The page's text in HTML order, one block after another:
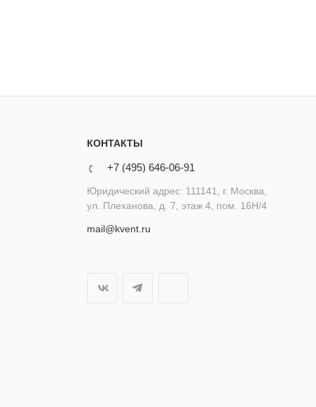
КОНТАКТЫ
+7 (495) 646-06-91
Юридический адрес: 111141, г. Москва,
ул. Плеханова, д. 7, этаж 4, пом. 16Н/4
mail@kvent.ru